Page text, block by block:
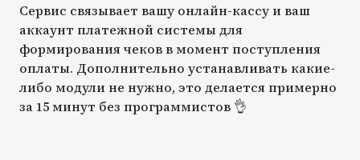
Сервис связывает вашу онлайн-кассу и ваш
аккаунт платежной системы для
формирования чеков в момент поступления
оплаты. Дополнительно устанавливать какие-
либо модули не нужно, это делается примерно
за 15 минут без программистов 👌